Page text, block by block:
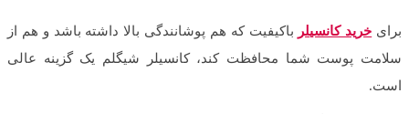
برای خرید کانسیلر باکیفیت که هم پوشانندگی بالا داشته باشد و هم از
سلامت پوست شما محافظت کند، کانسیلر شیگلم یک گزینه عالی
است.